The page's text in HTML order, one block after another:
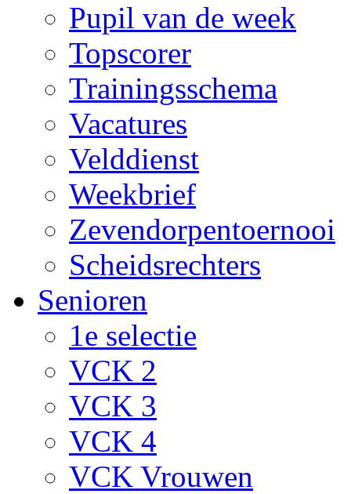
Pupil van de week
Topscorer
Trainingsschema
Vacatures
Velddienst
Weekbrief
Zevendorpentoernooi
Scheidsrechters
Senioren
1e selectie
VCK 2
VCK 3
VCK 4
VCK Vrouwen